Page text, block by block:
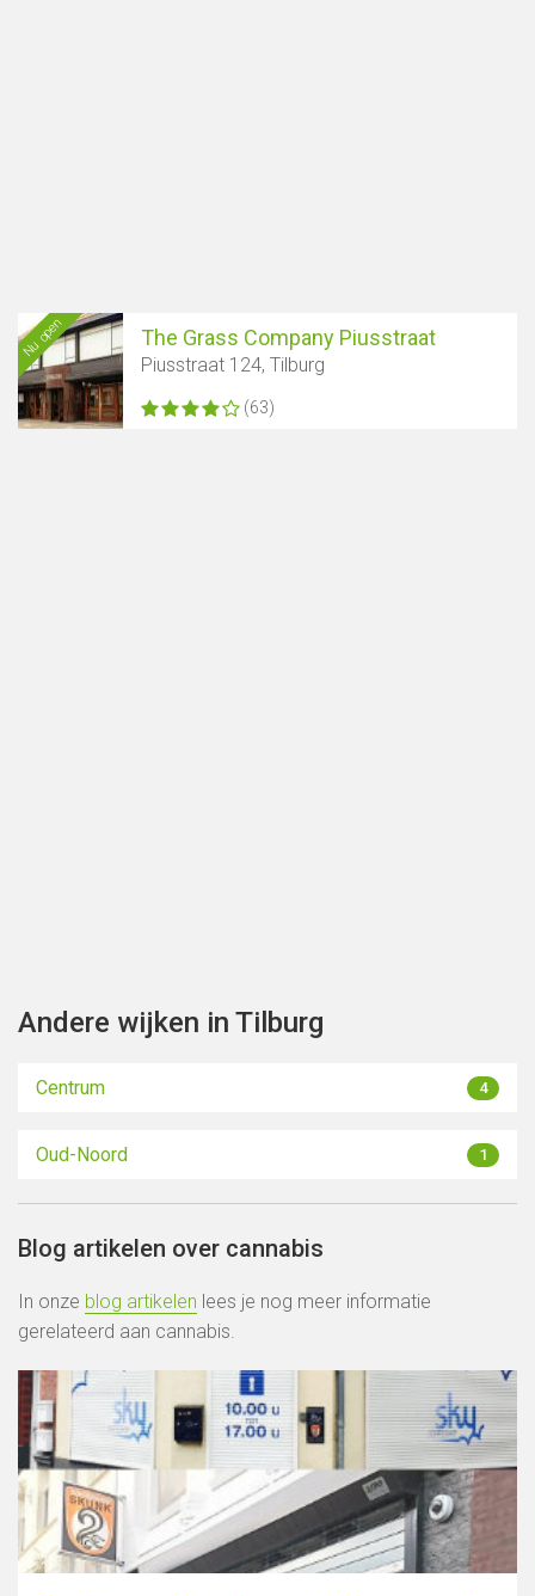
Nu open The Grass Company Piusstraat
Piusstraat 124, Tilburg
(63)
Andere wijken in Tilburg
Centrum 4
Oud-Noord 1
Blog artikelen over cannabis
In onze blog artikelen lees je nog meer informatie
gerelateerd aan cannabis.